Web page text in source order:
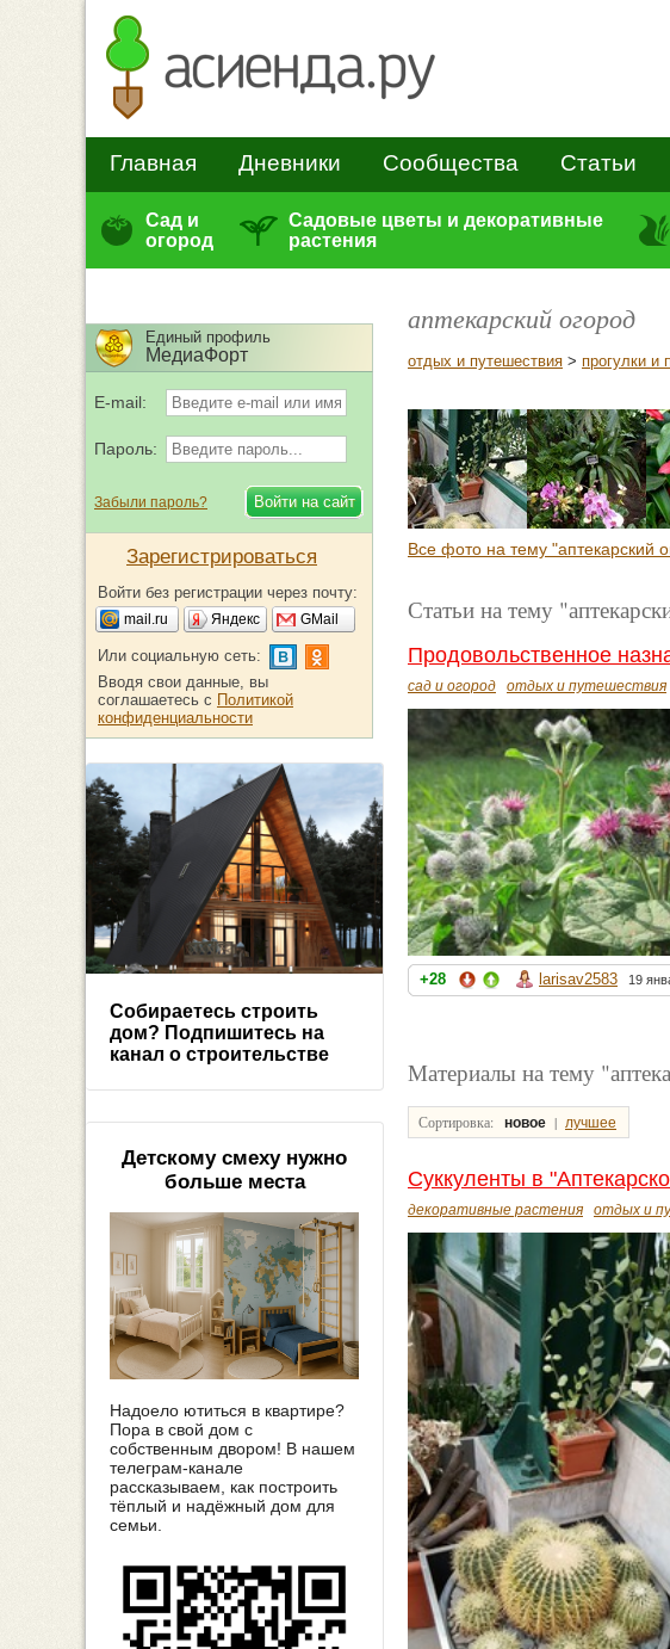
Главная Дневники Сообщества Статьи
Сад и
огород
Садовые цветы и декоративные
растения
аптекарский огород
отдых и путешествия > прогулки и
Все фото на тему "аптекарский
Статьи на тему
Продовольственное
сад и огород отдых и путешествия
+28 larisav2583 19
Материалы на тему
Сортировка: новое | лучшее
Суккуленты в
декоративные растения отдых и
Единый профиль
МедиаФорт
E-mail:
Пароль:
Забыли пароль?
Зарегистрироваться
Войти без регистрации через почту:
mail.ru Яндекс GMail
Или социальную сеть:
Вводя свои данные, вы
соглашаетесь с Политикой
конфиденциальности
Собираетесь строить
дом? Подпишитесь на
канал о строительстве
Детскому смеху нужно
больше места
Надоело ютиться в квартире?
Пора в свой дом с
собственным двором! В нашем
телеграм-канале
рассказываем, как построить
тёплый и надёжный дом для
семьи.